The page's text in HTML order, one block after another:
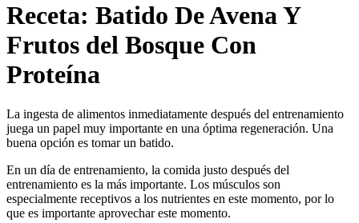
Receta: Batido De Avena Y
Frutos del Bosque Con
Proteína
La ingesta de alimentos inmediatamente después del entrenamiento
juega un papel muy importante en una óptima regeneración. Una
buena opción es tomar un batido.
En un día de entrenamiento, la comida justo después del
entrenamiento es la más importante. Los músculos son
especialmente receptivos a los nutrientes en este momento, por lo
que es importante aprovechar este momento.